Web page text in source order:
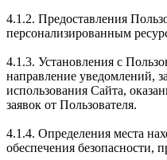
4.1.2. Предоставления
персонализированным
4.1.3. Установления с
направление уведомлений,
использования Сайта,
заявок от Пользователя.
4.1.4. Определения места
обеспечения безопасности,